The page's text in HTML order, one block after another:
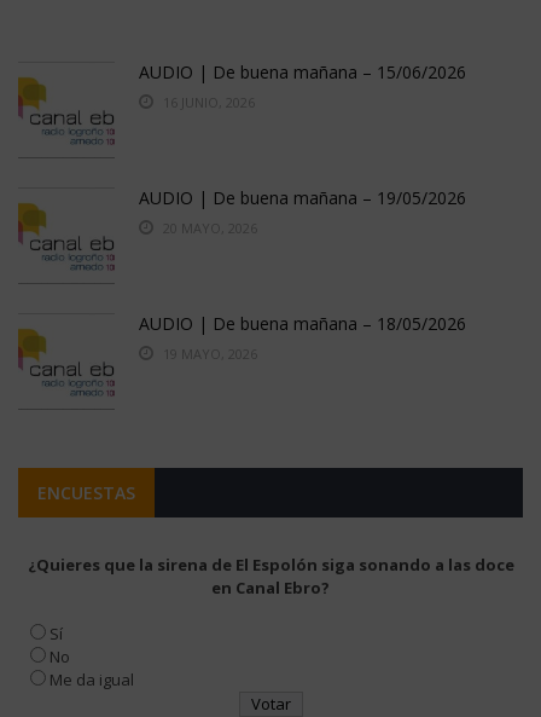
AUDIO | De buena mañana – 15/06/2026
16 JUNIO, 2026
AUDIO | De buena mañana – 19/05/2026
20 MAYO, 2026
AUDIO | De buena mañana – 18/05/2026
19 MAYO, 2026
ENCUESTAS
¿Quieres que la sirena de El Espolón siga sonando a las doce
en Canal Ebro?
Sí
No
Me da igual